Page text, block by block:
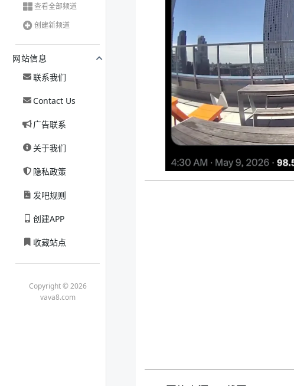
查看全部频道
创建新频道
网站信息
联系我们
Contact Us
广告联系
关于我们
隐私政策
发吧规则
创建APP
收藏站点
Copyright © 2026
vava8.com